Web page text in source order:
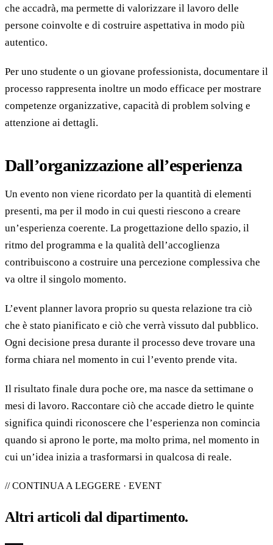
che accadrà, ma permette di valorizzare il lavoro delle
persone coinvolte e di costruire aspettativa in modo più
autentico.
Per uno studente o un giovane professionista, documentare il
processo rappresenta inoltre un modo efficace per mostrare
competenze organizzative, capacità di problem solving e
attenzione ai dettagli.
Dall’organizzazione all’esperienza
Un evento non viene ricordato per la quantità di elementi
presenti, ma per il modo in cui questi riescono a creare
un’esperienza coerente. La progettazione dello spazio, il
ritmo del programma e la qualità dell’accoglienza
contribuiscono a costruire una percezione complessiva che
va oltre il singolo momento.
L’event planner lavora proprio su questa relazione tra ciò
che è stato pianificato e ciò che verrà vissuto dal pubblico.
Ogni decisione presa durante il processo deve trovare una
forma chiara nel momento in cui l’evento prende vita.
Il risultato finale dura poche ore, ma nasce da settimane o
mesi di lavoro. Raccontare ciò che accade dietro le quinte
significa quindi riconoscere che l’esperienza non comincia
quando si aprono le porte, ma molto prima, nel momento in
cui un’idea inizia a trasformarsi in qualcosa di reale.
// CONTINUA A LEGGERE · EVENT
Altri articoli dal dipartimento.